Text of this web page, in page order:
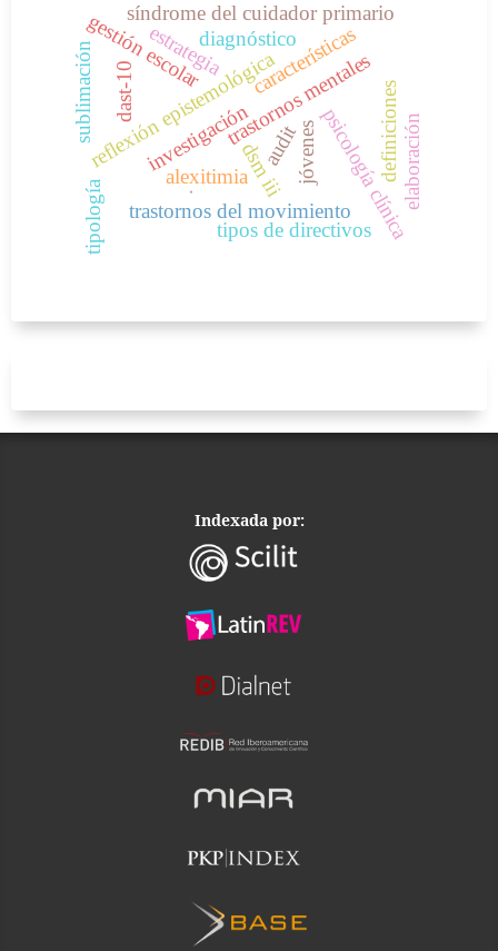
dsm iii
trastornos mentales
psicología clínica
trastornos del movimiento
investigación
reflexión epistemológica
.
gestión escolar
tipos de directivos
sublimación
alexitimia
síndrome del cuidador primario
definiciones
características
diagnóstico
audit
dast-10
jóvenes
tipología
elaboración
estrategia
Indexada por: